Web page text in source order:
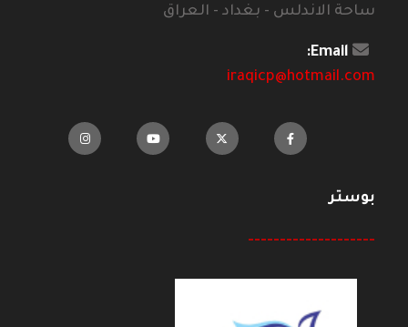
ساحة الاندلس - بغداد - العراق
Email:
iraqicp@hotmail.com
بوستر
--------------------